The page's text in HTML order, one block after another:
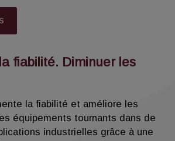
d’installation
de séparer les pièces du
noter la position de la face
00 ou vers le bas. Ensuite,
taille d'alésage pour
fiabilité. Diminuer les
la fiabilité et améliore les
équipements tournants dans de
industrielles grâce à une